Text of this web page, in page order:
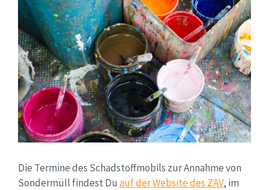
Die Termine des Schadstoffmobils zur Annahme von
Sondermüll findest Du auf der Website des ZAV, im